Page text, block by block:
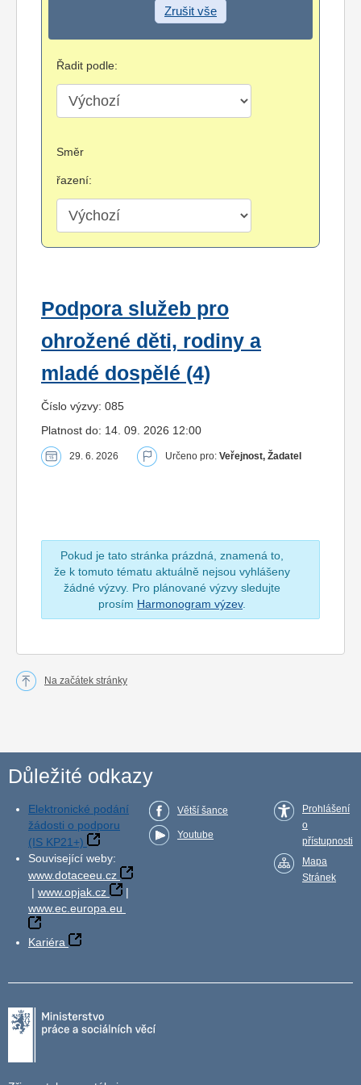
Zrušit vše
Řadit podle:
Směr
řazení:
Podpora služeb pro
ohrožené děti, rodiny a
mladé dospělé (4)
Číslo výzvy: 085
Platnost do: 14. 09. 2026 12:00
29. 6. 2026 Určeno pro: Veřejnost, Žadatel
Pokud je tato stránka prázdná, znamená to,
že k tomuto tématu aktuálně nejsou vyhlášeny
žádné výzvy. Pro plánované výzvy sledujte
prosím Harmonogram výzev.
Na začátek stránky
Důležité odkazy
Elektronické podání
žádosti o podporu
(IS KP21+)
Související weby:
www.dotaceeu.cz
| www.opjak.cz
|
www.ec.europa.eu
Kariéra
Větší šance
Youtube
Prohlášení
o
přístupnosti
Mapa
Stránek